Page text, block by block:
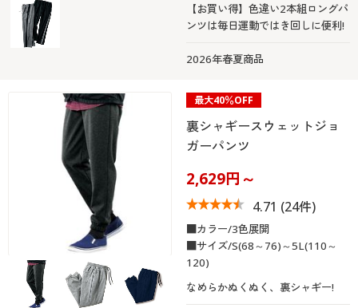
【お買い得】色違い2本組ロングパ
ンツは毎日運動ではき回しに便利!
2026年春夏商品
最大40％OFF
裏シャギースウェットジョ
ガーパンツ
2,629円～
4.71 (24件)
■カラー/3色展開
■サイズ/S(68～76)～5L(110～
120)
なめらかぬくぬく、裏シャギー!